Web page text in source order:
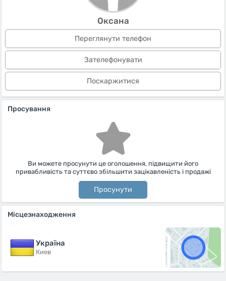
Оксана
Переглянути телефон
Зателефонувати
Поскаржитися
Просування
Ви можете просунути це оголошення, підвищити його
привабливість та суттєво збільшити зацікавленість і продажі
Просунути
Місцезнаходження
Україна
Киев